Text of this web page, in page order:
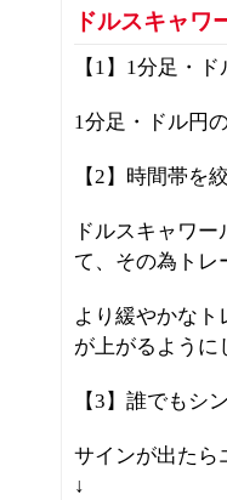
ドルスキャワ
【1】1分足・
1分足・ドル円
【2】時間帯を
ドルスキャワ
て、その為トレ
より緩やかな
が上がるように
【3】誰でもシ
サインが出たら
↓